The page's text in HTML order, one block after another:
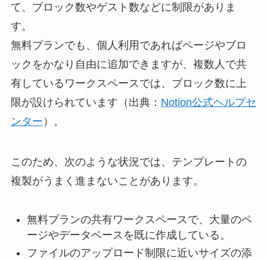
て、ブロック数やゲスト数などに制限がありま
す。
無料プランでも、個人利用であればページやブロ
ックをかなり自由に追加できますが、複数人で共
有しているワークスペースでは、ブロック数に上
限が設けられています（出典： Notion公式ヘルプセ
ンター ）。
このため、次のような状況では、テンプレートの
複製がうまく進まないことがあります。
無料プランの共有ワークスペースで、大量のペ
ージやデータベースを既に作成している。
ファイルのアップロード制限に近いサイズの添